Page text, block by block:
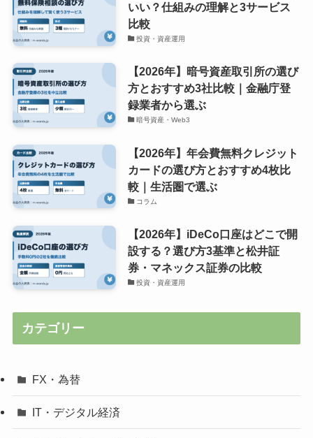
いい？仕組みの理解と3サービス
比較
投資・資産運用
【2026年】暗号資産取引所の選び
方とおすすめ3社比較｜金融庁登
録業者から選ぶ
暗号資産・Web3
【2026年】年会費無料クレジット
カードの選び方とおすすめ4枚比
較｜生活圏で選ぶ
コラム
【2026年】iDeCo口座はどこで開
設する？選び方3基準と松井証
券・マネックス証券の比較
投資・資産運用
カテゴリー
FX・為替
IT・デジタル経済